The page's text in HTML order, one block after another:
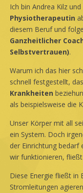
Ich bin Andrea Kilz
Physiotherapeutin
diesem Beruf und
Ganzheitlicher
Selbstvertrauen).
Warum ich das hier
schnell festgestellt,
Krankheiten
als beispielsweise die
Unser Körper mit all
ein System. Doch
der Einrichtung bedarf
wir funktionieren, fließt
Diese Energie fließt in
Stromleitungen